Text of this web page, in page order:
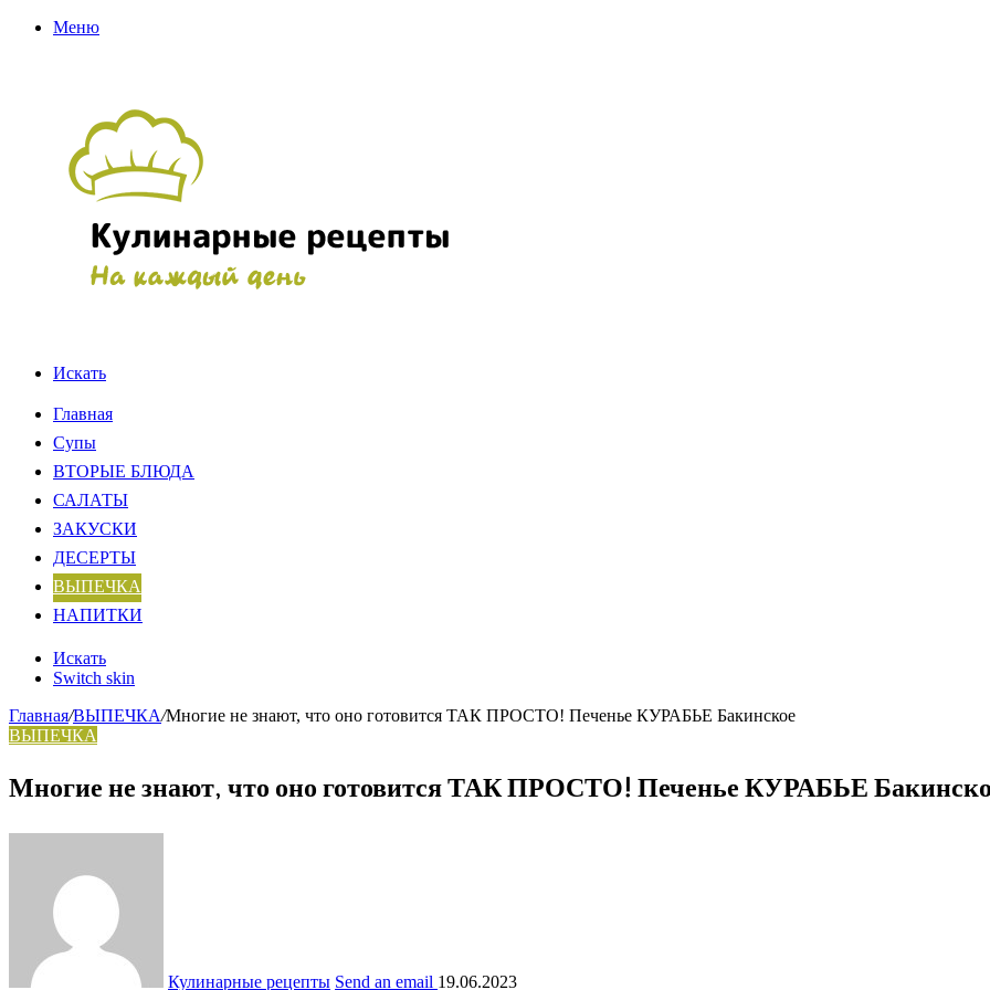
Меню
Искать
Главная
Супы
ВТОРЫЕ БЛЮДА
САЛАТЫ
ЗАКУСКИ
ДЕСЕРТЫ
ВЫПЕЧКА
НАПИТКИ
Искать
Switch skin
Главная/ВЫПЕЧКА/Многие не знают, что оно готовится ТАК ПРОСТО! Печенье КУРАБЬЕ Бакинское
ВЫПЕЧКА
Многие не знают, что оно готовится ТАК ПРОСТО! Печенье КУРАБЬЕ
Кулинарные рецепты Send an email 19.06.2023